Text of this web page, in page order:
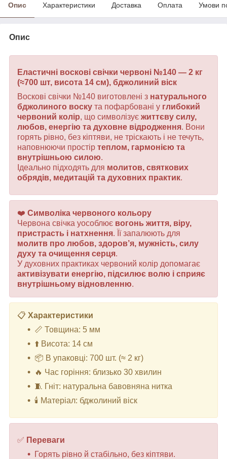
Опис Характеристики Доставка Оплата Умови
Опис
Еластичні воскові свічки червоні №140 — 2 кг
(≈700 шт, висота 14 см), бджолиний віск
Воскові свічки №140 виготовлені з натурального
бджолиного воску та пофарбовані у глибокий
червоний колір, що символізує життєву силу,
любов, енергію та духовне відродження. Вони
горять рівно, без кіптяви, не тріскають і не течуть,
наповнюючи простір теплом, гармонією та
внутрішньою силою.
Ідеально підходять для молитов, святкових
обрядів, медитацій та духовних практик.
❤️ Символіка червоного кольору
Червона свічка уособлює вогонь життя, віру,
пристрасть і натхнення. Її запалюють для
молитв про любов, здоров’я, мужність, силу
духу та очищення серця.
У духовних практиках червоний колір допомагає
активізувати енергію, підсилює волю і сприяє
внутрішньому відновленню.
📋 Характеристики
📏 Товщина: 5 мм
⬆️ Висота: 14 см
📦 В упаковці: 700 шт. (≈ 2 кг)
🔥 Час горіння: близько 30 хвилин
🧵 Гніт: натуральна бавовняна нитка
🕯️ Матеріал: бджолиний віск
✅ Переваги
Горять рівно й стабільно, без кіптяви.